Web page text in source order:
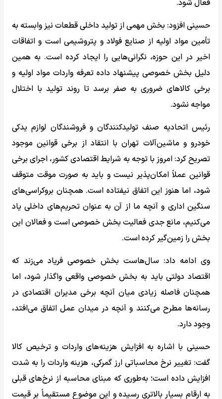
فعال شود.
حسینی افزود: بخش مهمی از تولید داخلی قطعات نیز وابسته به
تأمین مواد اولیه از صنایع فولاد و پتروشیمی است و اتفاقات
اخیر در این حوزه، نگرانی‌هایی را ایجاد کرده است. به همین
دلیل بخش خصوصی پیشنهاد داده تعرفه واردات مواد اولیه و
برخی کالاهای ضروری به صفر برسد تا روند تولید با اختلال
مواجه نشود.
رئیس اتحادیه صنف تولیدکنندگان و فروشندگان لوازم یدکی
خودرو و ماشین‌آلات تهران با انتقاد از برخی قوانین موجود
تصریح کرد: امروز با توجه به شرایط اقتصادی کشور، اجرای برخی
قوانین عملاً امکان‌پذیر نیست و باید به صورت موقت متوقف
شود، اما هنوز این اتفاق نیفتاده است. همچنان بروکراسی‌های
سنگین اداری و آنچه ما از آن به عنوان تحریم‌های داخلی یاد
می‌کنیم، مانع جدی فعالیت بخش خصوصی است و فعالان این
بخش را زمین‌گیر کرده است.
وی ادامه داد: سال‌هاست بخش خصوصی فریاد می‌زند که
اقتصاد دولتی باید به بخش خصوصی واقعی واگذار شود، اما
همچنان فاصله زیادی میان آنچه برخی مدیران اقتصادی در
رسانه‌ها مطرح می‌کنند و آنچه در میدان عمل اتفاق می‌افتد،
وجود دارد.
حسینی با اشاره به افزایش هزینه‌های واردات و ترخیص کالا
گفت: تغییر نرخ محاسباتی ارز گمرکی، هزینه واردات را به شدت
افزایش داده است؛ به‌طوری که مبنای محاسبه از نرخ‌های قبلی
به ارقام بسیار بالاتری رسیده و این موضوع مستقیماً بر قیمت